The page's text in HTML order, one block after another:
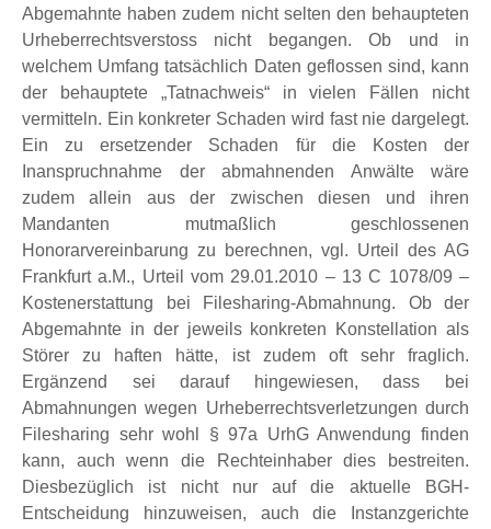
Abgemahnte haben zudem nicht selten den behaupteten
Urheberrechtsverstoss nicht begangen. Ob und in
welchem Umfang tatsächlich Daten geflossen sind, kann
der behauptete „Tatnachweis“ in vielen Fällen nicht
vermitteln. Ein konkreter Schaden wird fast nie dargelegt.
Ein zu ersetzender Schaden für die Kosten der
Inanspruchnahme der abmahnenden Anwälte wäre
zudem allein aus der zwischen diesen und ihren
Mandanten mutmaßlich geschlossenen
Honorarvereinbarung zu berechnen, vgl. Urteil des AG
Frankfurt a.M., Urteil vom 29.01.2010 – 13 C 1078/09 –
Kostenerstattung bei Filesharing-Abmahnung. Ob der
Abgemahnte in der jeweils konkreten Konstellation als
Störer zu haften hätte, ist zudem oft sehr fraglich.
Ergänzend sei darauf hingewiesen, dass bei
Abmahnungen wegen Urheberrechtsverletzungen durch
Filesharing sehr wohl § 97a UrhG Anwendung finden
kann, auch wenn die Rechteinhaber dies bestreiten.
Diesbezüglich ist nicht nur auf die aktuelle BGH-
Entscheidung hinzuweisen, auch die Instanzgerichte